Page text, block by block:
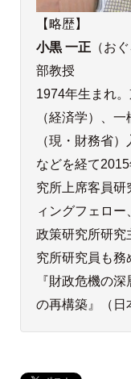
【略歴】
小黒 一正（お
部教授
1974年生まれ
（経済学）、
（現・財務省
などを経て
究所上席客員研
ィングフェロ
政策研究所研究
究所研究員も務
『財政危機の
の再構築』（日